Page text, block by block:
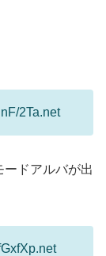
2Ta.net
ドアルバが出